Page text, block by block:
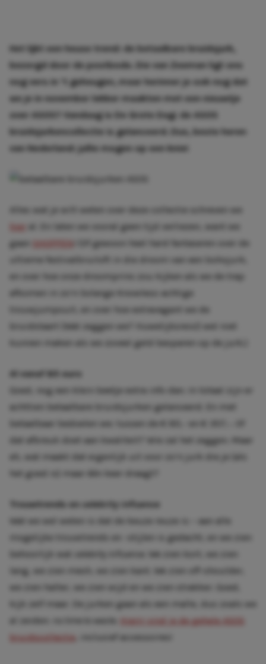
Het lijkt een heuse trend: de betaalbare bruidsjurk,
bezorgd door de postbode.
Die van Zeeman ligt ons
nog vers in ‘t geheugen, maar herinner je ook nog dat
we je in november lekker maakten met een nieuwtje
over ASOS
? Vandaag is De Grote Dag: de ASOS
bruidsjurkencollectie is gelanceerd. Dus, beste heren
van Nederland: jullie mogen op een knie!
Alles wat je wilt weten over deze collectie schreven we
hier
al. En laten we vooral geen tijd verliezen, want we
gaan
SHOPPEN
! (Of gewoon heel hard fantaseren over de
ultieme festivalbruiloft in die droom van een bohojurk,
en over hoe onze droomprins zou kijken als we de trap
afkomen in zo’n Solange Knowless-achtige
trouwjumpsuit, en over hoe extravagant we de
bruidstaart (Wat zeggen we? Huwelijksreis!) wel niet
kunnen maken als we zoveel geld besparen op de jurk.)
Al vanaf 85 euro
Goed, nog een klein beetje extra info dan. In totaal zijn er
achttien betaalbare bruidsjurken gelanceerd. En met
betaalbaar bedoelen we: tussen de € 85,- en € 357,-. Of
dat afbreuk doet aan kwaliteit? Wie zal het zeggen. Maar
eh, wat maakt dat eigenlijk uit voor zo’n jurk die je (als
het goed is) maar één keer draagt?
Trouwtrends en
celebrity influence
Wat we wel weten is dat de keuze reuze is – aan alle
mogelijke trouwtrends en -stijlen is gedacht, en we zien
behoorlijk wat
We zien kort, we zien
lang, we zien mesh, we zien kant. We zien off-shoulder,
we zien halter, we zien wijd en we zien strakker. Goed,
kijk zelf maar. De jurken gaan als een malle, dus zoals we
no time to waste.
Hierrr vind je de gehele ASOS
bruidscollectie
, inclusief accessoires!